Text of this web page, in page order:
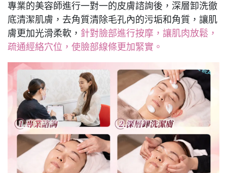
專業的美容師進行一對一的皮膚諮詢後，深層卸洗徹
底清潔肌膚，去角質清除毛孔內的污垢和角質，讓肌
膚更加光滑柔軟， 針對臉部進行按摩，讓肌肉放鬆，
疏通經絡穴位，使臉部線條更加緊實。